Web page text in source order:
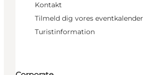
Kontakt
Tilmeld dig vores eventkalender
Turistinformation